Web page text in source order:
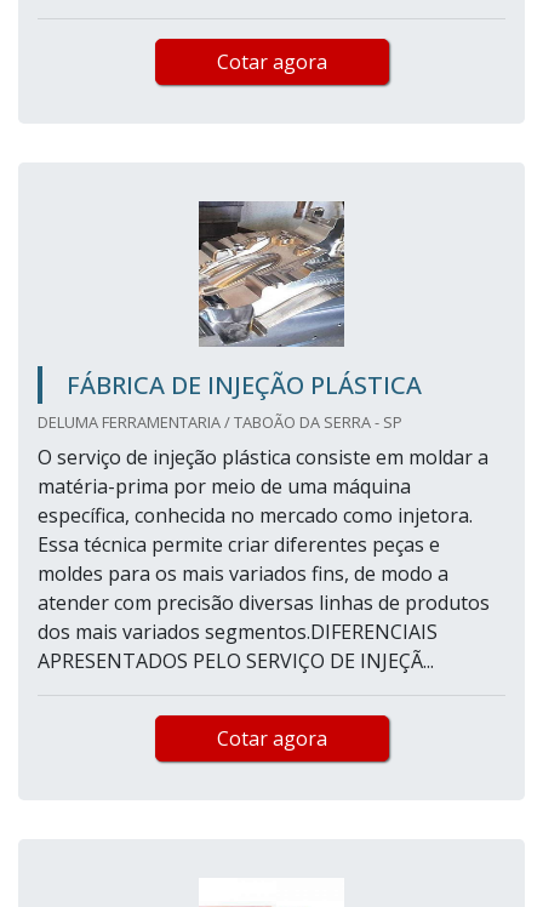
Cotar agora
FÁBRICA DE INJEÇÃO PLÁSTICA
DELUMA FERRAMENTARIA / TABOÃO DA SERRA - SP
O serviço de injeção plástica consiste em moldar a
matéria-prima por meio de uma máquina
específica, conhecida no mercado como injetora.
Essa técnica permite criar diferentes peças e
moldes para os mais variados fins, de modo a
atender com precisão diversas linhas de produtos
dos mais variados segmentos.DIFERENCIAIS
APRESENTADOS PELO SERVIÇO DE INJEÇÃ...
Cotar agora